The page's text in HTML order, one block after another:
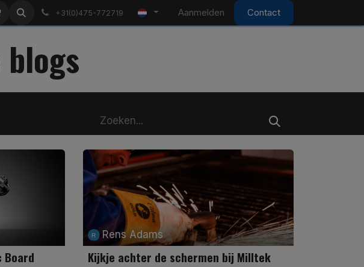
+31(0)475-772719 Aanmelden Contact
Board
Rens Adams
Kijkje achter de schermen bij Milltek